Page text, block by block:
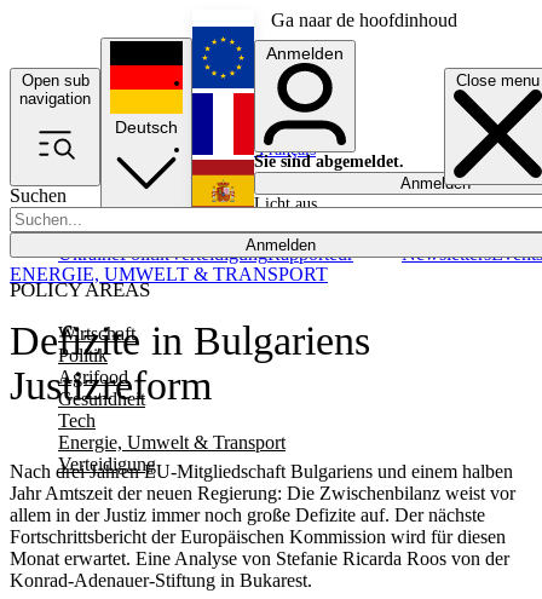
Ga naar de hoofdinhoud
Open sub
navigation
Close menu
Suchen
Anmelden
POLICY AREAS
Wirtschaft
Politik
Agrifood
Gesundheit
Tech
Energie, Umwelt & Transport
Verteidigung
UkrainePolitikVerteidigungRapporteur NewslettersEvents
Deutsch
English
Français
Anmelden
Sie sind abgemeldet.
Anmelden
Licht aus
Defizite in Bulgariens
Justizreform
Nach drei Jahren EU-Mitgliedschaft Bulgariens und einem halben
Jahr Amtszeit der neuen Regierung: Die Zwischenbilanz weist vor
allem in der Justiz immer noch große Defizite auf. Der nächste
Fortschrittsbericht der Europäischen Kommission wird für diesen
Monat erwartet. Eine Analyse von Stefanie Ricarda Roos von der
Konrad-Adenauer-Stiftung in Bukarest.
ENERGIE, UMWELT & TRANSPORT